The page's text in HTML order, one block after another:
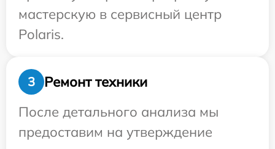
мастерскую в сервисный центр
Polaris.
3
Ремонт техники
После детального анализа мы
предоставим на утверждение